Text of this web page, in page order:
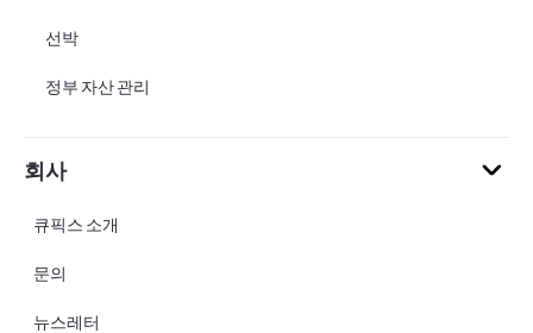
선박
정부 자산 관리
회사
큐픽스 소개
문의
뉴스레터